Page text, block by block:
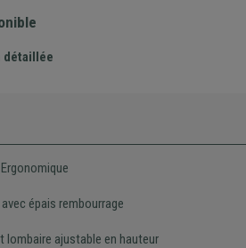
détaillée
épais rembourrage
lombaire ajustable en hauteur